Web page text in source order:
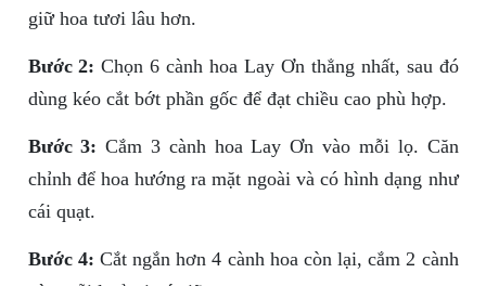
giữ hoa tươi lâu hơn.
Bước 2: Chọn 6 cành hoa Lay Ơn thẳng nhất, sau đó
dùng kéo cắt bớt phần gốc để đạt chiều cao phù hợp.
Bước 3: Cắm 3 cành hoa Lay Ơn vào mỗi lọ. Căn
chỉnh để hoa hướng ra mặt ngoài và có hình dạng như
cái quạt.
Bước 4: Cắt ngắn hơn 4 cành hoa còn lại, cắm 2 cành